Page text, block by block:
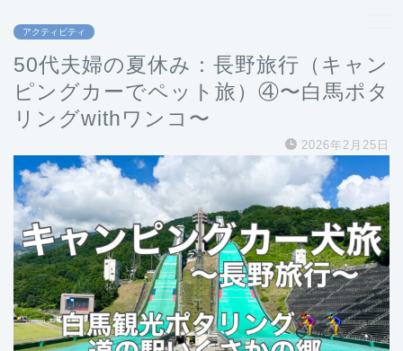
アクティビティ
50代夫婦の夏休み：長野旅行（キャン
ピングカーでペット旅）④〜白馬ポタ
リングwithワンコ〜
2026年2月25日